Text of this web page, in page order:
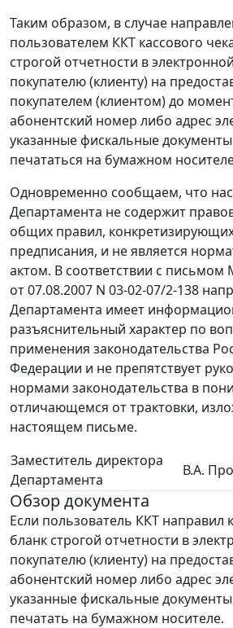
Таким образом, в случае
пользователем ККТ кассового
строгой отчетности в
покупателю (клиенту) на
покупателем (клиентом) до
абонентский номер либо адрес
указанные фискальные
печататься на бумажном
Одновременно сообщаем, что
Департамента не содержит
общих правил,
предписания, и не является
актом. В соответствии с
от 07.08.2007 N 03-02-07/2-138
Департамента имеет
разъяснительный характер по
применения законодательства
Федерации и не препятствует
нормами законодательства в
отличающемся от трактовки,
настоящем письме.
Заместитель директора
Департамента
В.А.
Обзор документа
Если пользователь ККТ направил
бланк строгой отчетности в
покупателю (клиенту) на
абонентский номер либо адрес
указанные фискальные
печатать на бумажном носителе.